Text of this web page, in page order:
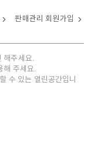
판매관리 회원가입
해주세요.
해 주세요.
수 있는 열린공간입니